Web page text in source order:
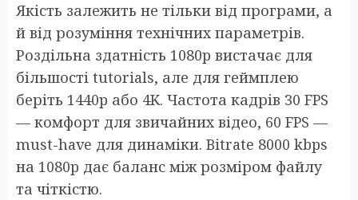
Якість залежить не тільки від програми, а
й від розуміння технічних параметрів.
Роздільна здатність 1080p вистачає для
більшості tutorials, але для геймплею
беріть 1440p або 4K. Частота кадрів 30 FPS
— комфорт для звичайних відео, 60 FPS —
must-have для динаміки. Bitrate 8000 kbps
на 1080p дає баланс між розміром файлу
та чіткістю.